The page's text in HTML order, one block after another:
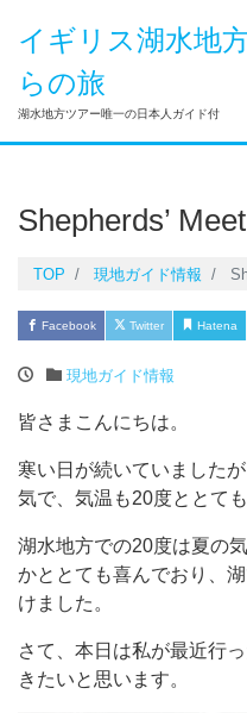
イギリス湖水地
らの旅
湖水地方ツアー唯一の日本人ガイド付
Shepherds’ Meet
TOP 現地ガイド情報
Facebook Twitter Hatena
現地ガイド情報
皆さまこんにちは。
寒い日が続いていました
気で、気温も20度ととて
湖水地方での20度は夏の
かととても喜んでおり、
けました。
さて、本日は私が最近行
きたいと思います。